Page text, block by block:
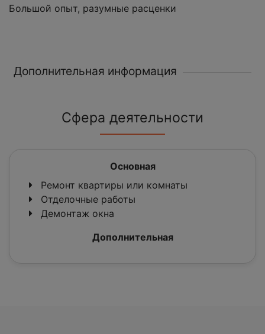
Большой опыт, разумные расценки
Дополнительная информация
Сфера деятельности
Основная
Ремонт квартиры или комнаты
Отделочные работы
Демонтаж окна
Дополнительная